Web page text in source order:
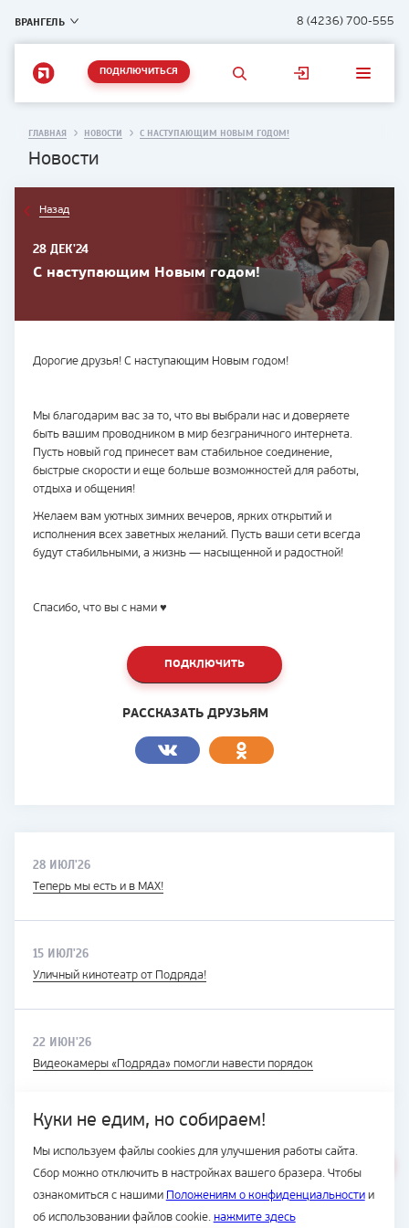
ВРАНГЕЛЬ 8 (4236) 700-555
ПОДКЛЮЧИТЬСЯ
Куки не едим, но собираем!
Мы используем файлы cookies для улучшения работы сайта.
Сбор можно отключить в настройках вашего бразера. Чтобы
ознакомиться с нашими Положениям о конфиденциальностии
об использовании файлов cookie. нажмите здесь
ГЛАВНАЯ НОВОСТИ С НАСТУПАЮЩИМ НОВЫМ ГОДОМ!
Новости
Назад
28 ДЕК'24
С наступающим Новым годом!
Дорогие друзья! С наступающим Новым годом!
Мы благодарим вас за то, что вы выбрали нас и доверяете
быть вашим проводником в мир безграничного интернета.
Пусть новый год принесет вам стабильное соединение,
быстрые скорости и еще больше возможностей для работы,
отдыха и общения!
Желаем вам уютных зимних вечеров, ярких открытий и
исполнения всех заветных желаний. Пусть ваши сети всегда
будут стабильными, а жизнь — насыщенной и радостной!
Спасибо, что вы с нами ♥
ПОДКЛЮЧИТЬ
РАССКАЗАТЬ ДРУЗЬЯМ
28 ИЮЛ'26
Теперь мы есть и в MAX!
15 ИЮЛ'26
Уличный кинотеатр от Подряда!
22 ИЮН'26
Видеокамеры «Подряда» помогли навести порядок
© Подряд, 1997-2026